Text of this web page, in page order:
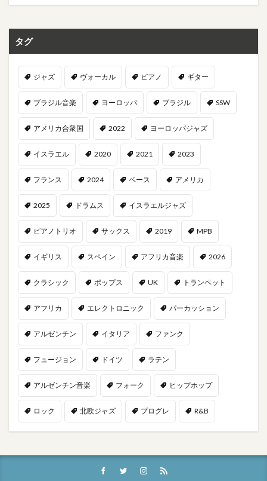
タグ
ジャズ ヴォーカル ピアノ ギター
ブラジル音楽 ヨーロッパ ブラジル SSW
アメリカ合衆国 2022 ヨーロッパジャズ
イスラエル 2020 2021 2023
フランス 2024 ベース アメリカ
2025 ドラムス イスラエルジャズ
ピアノトリオ サックス 2019 MPB
イギリス スペイン アフリカ音楽 2026
クラシック ポップス UK トランペット
アフリカ エレクトロニック パーカッション
アルゼンチン イタリア ファンク
フュージョン ドイツ ラテン
アルゼンチン音楽 フォーク ヒップホップ
ロック 北欧ジャズ プログレ R&B